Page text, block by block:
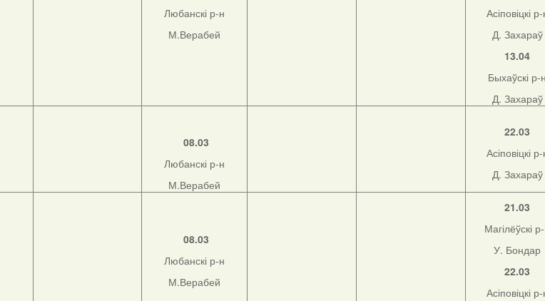
Любанскі р-н
М.Верабей
Асіповіцкі
Д. Захараў
13.04
Быхаўскі р-
Д. Захараў
08.03
Любанскі р-н
М.Верабей
22.03
Асіповіцкі
Д. Захараў
08.03
Любанскі р-н
М.Верабей
21.03
Магілёўскі
У. Бондар
22.03
Асіповіцкі